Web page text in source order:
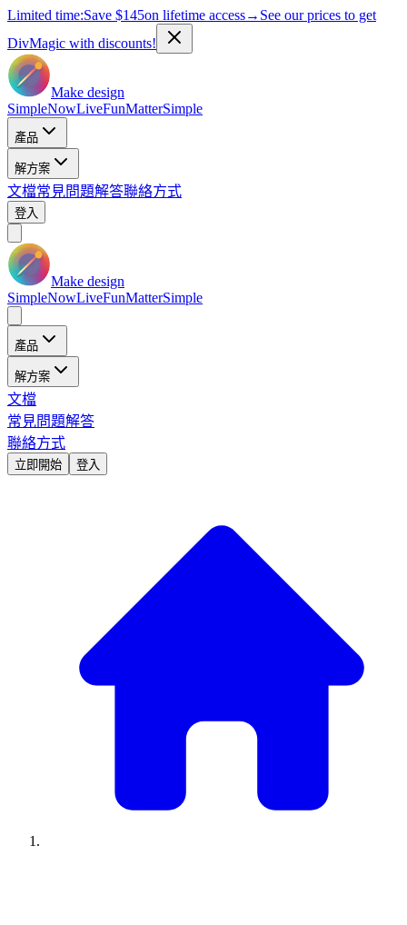
Limited time:Save $145on lifetime access→ See our prices to get
DivMagic with discounts!
Make design
SimpleNowLiveFunMatterSimple
產品
解方案
文檔常見問題解答聯絡方式
登入
Make design
SimpleNowLiveFunMatterSimple
產品
解方案
文檔
常見問題解答
聯絡方式
立即開始 登入